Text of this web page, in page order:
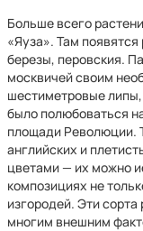
Больше всего
«Яуза». Там
березы, перовския.
москвичей своим
шестиметровые
было полюбоваться
площади Революции.
английских и
цветами — их можно
композициях не
изгородей. Эти
многим внешним